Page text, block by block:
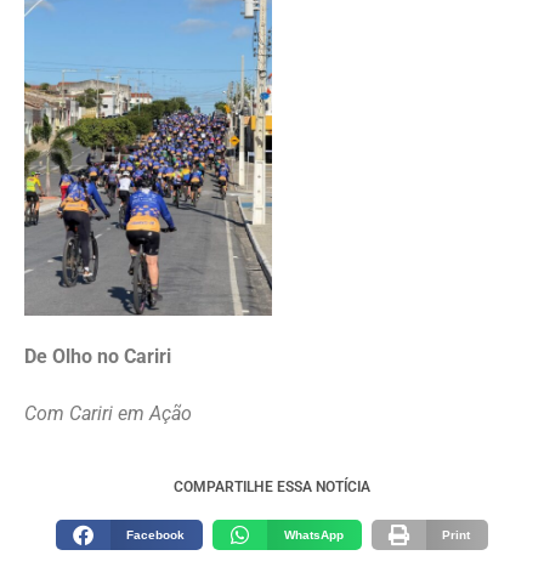
De Olho no Cariri
Com Cariri em Ação
COMPARTILHE ESSA NOTÍCIA
Facebook WhatsApp Print